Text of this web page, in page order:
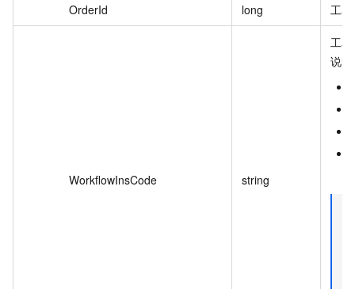
OrderId long 工
WorkflowInsCode string
工
说